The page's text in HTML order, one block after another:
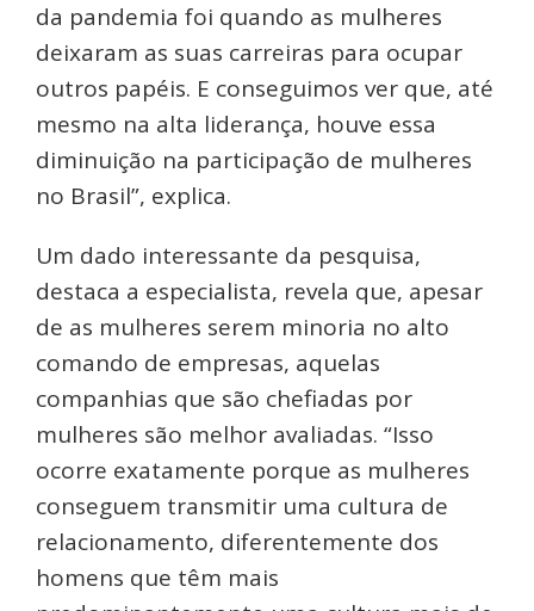
da pandemia foi quando as mulheres
deixaram as suas carreiras para ocupar
outros papéis. E conseguimos ver que, até
mesmo na alta liderança, houve essa
diminuição na participação de mulheres
no Brasil”, explica.
Um dado interessante da pesquisa,
destaca a especialista, revela que, apesar
de as mulheres serem minoria no alto
comando de empresas, aquelas
companhias que são chefiadas por
mulheres são melhor avaliadas. “Isso
ocorre exatamente porque as mulheres
conseguem transmitir uma cultura de
relacionamento, diferentemente dos
homens que têm mais